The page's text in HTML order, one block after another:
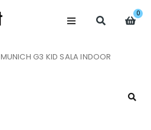
0
MUNICH G3 KID SALA INDOOR